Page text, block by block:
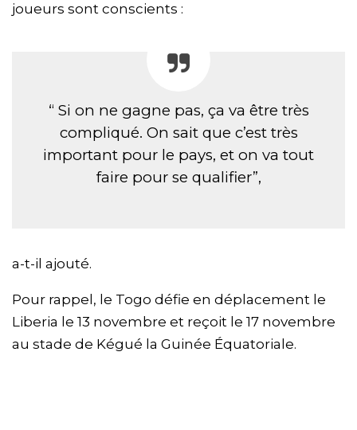
joueurs sont conscients :
“ Si on ne gagne pas, ça va être très
compliqué. On sait que c’est très
important pour le pays, et on va tout
faire pour se qualifier”,
a-t-il ajouté.
Pour rappel, le Togo défie en déplacement le
Liberia le 13 novembre et reçoit le 17 novembre
au stade de Kégué la Guinée Équatoriale.